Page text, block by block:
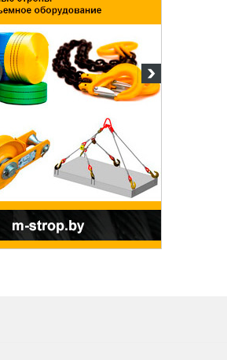
переподготовка и
квалификации специалистов
и перерабатывающих
АПК, а также предприятий
промышленности.